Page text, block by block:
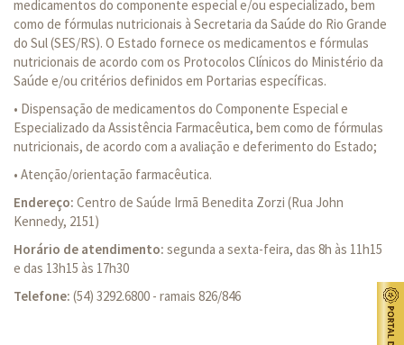
medicamentos do componente especial e/ou especializado, bem
como de fórmulas nutricionais à Secretaria da Saúde do Rio Grande
do Sul (SES/RS). O Estado fornece os medicamentos e fórmulas
nutricionais de acordo com os Protocolos Clínicos do Ministério da
Saúde e/ou critérios definidos em Portarias específicas.
• Dispensação de medicamentos do Componente Especial e
Especializado da Assistência Farmacêutica, bem como de fórmulas
nutricionais, de acordo com a avaliação e deferimento do Estado;
• Atenção/orientação farmacêutica.
Endereço: Centro de Saúde Irmã Benedita Zorzi (Rua John
Kennedy, 2151)
Horário de atendimento: segunda a sexta-feira, das 8h às 11h15
e das 13h15 às 17h30
Telefone: (54) 3292.6800 - ramais 826/846